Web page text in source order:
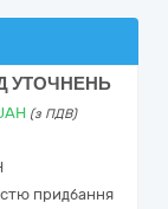
УТОЧНЕНЬ
(з ПДВ)
придбання